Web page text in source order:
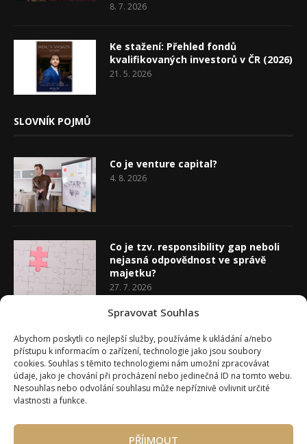
Spravovat Souhlas
Abychom poskytli co nejlepší služby, používáme k ukládání a/nebo
přístupu k informacím o zařízení, technologie jako jsou soubory
cookies. Souhlas s těmito technologiemi nám umožní zpracovávat
údaje, jako je chování při procházení nebo jedinečná ID na tomto webu.
Nesouhlas nebo odvolání souhlasu může nepříznivě ovlivnit určité
vlastnosti a funkce.
PŘÍJMOUT
8. 7. 2026
Ke stažení: Přehled fondů
kvalifikovaných investorů v ČR (2026)
21. 5. 2026
SLOVNÍK POJMŮ
Co je venture capital?
4. 8. 2026
Co je tzv. responsibility gap neboli
nejasná odpovědnost ve správě
majetku?
27. 7. 2026
20. 7. 2026
O Wealth Magazínu Můj účet